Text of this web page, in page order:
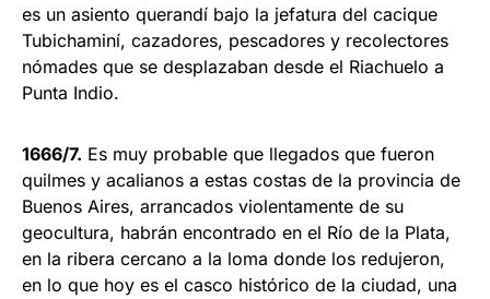
es un asiento querandí bajo la jefatura del cacique
Tubichaminí, cazadores, pescadores y recolectores
nómades que se desplazaban desde el Riachuelo a
Punta Indio.
1666/7. Es muy probable que llegados que fueron
quilmes y acalianos a estas costas de la provincia de
Buenos Aires, arrancados violentamente de su
geocultura, habrán encontrado en el Río de la Plata,
en la ribera cercano a la loma donde los redujeron,
en lo que hoy es el casco histórico de la ciudad, una